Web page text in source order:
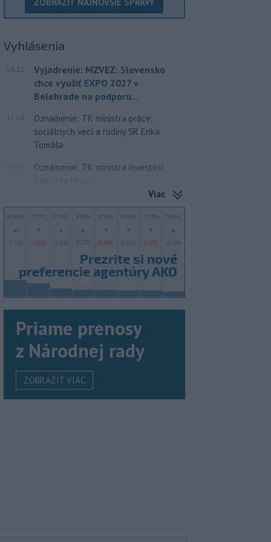
Vyhlásenia
18:12
Vyjadrenie: MZVEZ: Slovensko
chce využiť EXPO 2027 v
Belehrade na podporu...
12:26
Oznámenie: TK ministra práce,
sociálnych vecí a rodiny SR Erika
Tomáša
Oznámenie: TK ministra investícií
Samuela Migaľa
Viac
Priame prenosy
z Národnej rady
ZOBRAZIŤ VIAC